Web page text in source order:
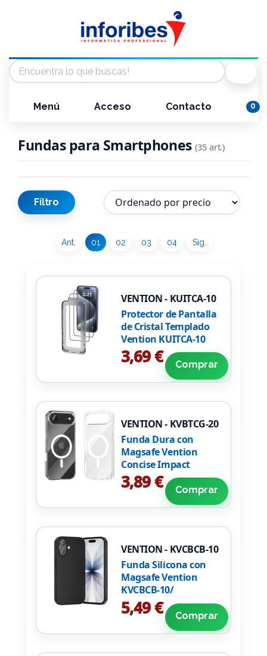
Menú Acceso Contacto 0
Fundas para Smartphones(35 art.)
Filtro
Ant. 01 02 03 04 Sig.
VENTION - KUITCA-10
Protector de Pantalla
de Cristal Templado
Vention KUITCA-10
para iPhone 13 +
Herramienta de
Instalación Antipolvo
3,69 € Comprar
VENTION - KVBTCG-20
Funda Dura con
Magsafe Vention
Concise Impact
KVBTCG-20/
Compatible con
iPhone Air/
3,89 € Comprar
VENTION - KVCBCB-10
Funda Silicona con
Magsafe Vention
KVCBCB-10/
Compatible con
iPhone 17/ Negra
5,49 € Comprar